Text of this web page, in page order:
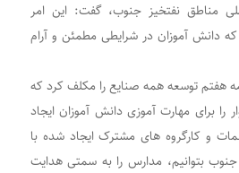
نفتخیز جنوب، گفت: این امر
دانش آموزان در شرایطی مطمئن و آرام
هفتم توسعه همه صنایع را مکلف کرد که
را برای مهارت آموزی دانش آموزان ایجاد
و کارگروه های مشترک ایجاد شده با
بتوانیم، مدارس را به سمتی هدایت